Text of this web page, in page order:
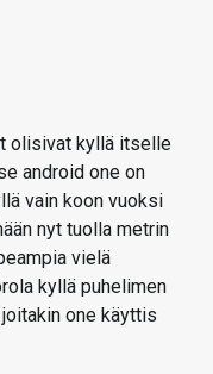
olisivat kyllä itselle
android one on
vain koon vuoksi
nyt tuolla metrin
vielä
kyllä puhelimen
one käyttis